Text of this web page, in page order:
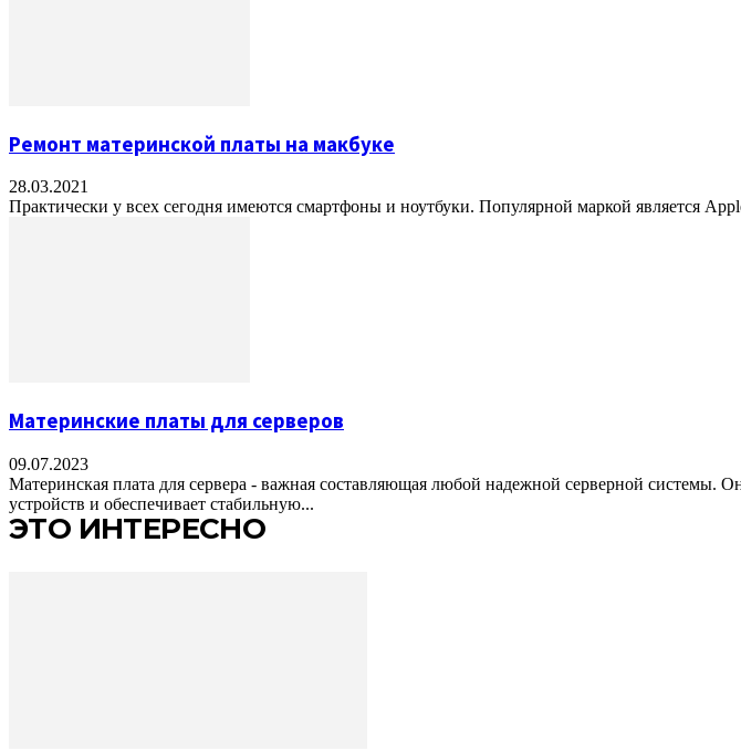
Ремонт материнской платы на макбуке
28.03.2021
Практически у всех сегодня имеются смартфоны и ноутбуки. Популярной маркой является
Материнские платы для серверов
09.07.2023
Материнская плата для сервера - важная составляющая любой надежной серверной системы.
устройств и обеспечивает стабильную...
ЭТО ИНТЕРЕСНО